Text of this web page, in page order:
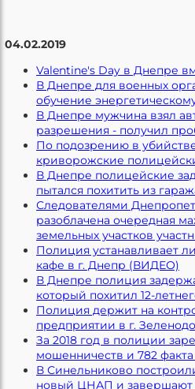
04.02.2019
Valentine's Day в Днепре
В Днепре для военных
обучение
В Днепре мужчина взял
разрешения - получил
По подозрению в
криворожские
В Днепре полицейские
пытался похитить из
Следователями
разоблачена очередная
земельных участков
Полиция устанавливает
кафе в г. Днепр (ВИДЕО)
В Днепре полиция
который похитил 12-
Полиция держит на
предприятии в г.
За 2018 год в полиции
мошенничеств и 782
В Синельниково
новый ЦНАП и завершают